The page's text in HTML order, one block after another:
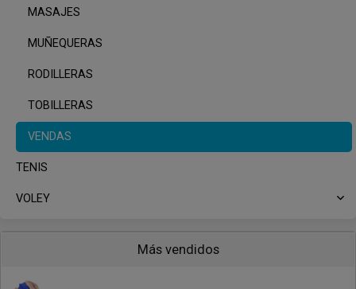
MASAJES
MUÑEQUERAS
RODILLERAS
TOBILLERAS
VENDAS
TENIS
VOLEY
Más vendidos